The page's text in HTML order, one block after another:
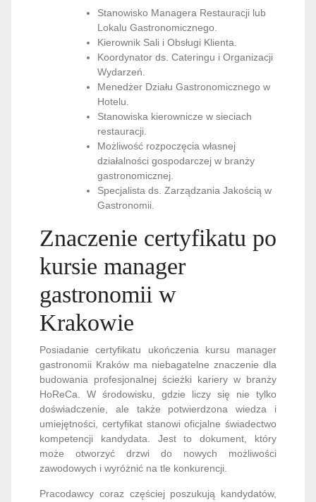
Stanowisko Managera Restauracji lub
Lokalu Gastronomicznego.
Kierownik Sali i Obsługi Klienta.
Koordynator ds. Cateringu i Organizacji
Wydarzeń.
Menedżer Działu Gastronomicznego w
Hotelu.
Stanowiska kierownicze w sieciach
restauracji.
Możliwość rozpoczęcia własnej
działalności gospodarczej w branży
gastronomicznej.
Specjalista ds. Zarządzania Jakością w
Gastronomii.
Znaczenie certyfikatu po
kursie manager
gastronomii w
Krakowie
Posiadanie certyfikatu ukończenia kursu manager
gastronomii Kraków ma niebagatelne znaczenie dla
budowania profesjonalnej ścieżki kariery w branży
HoReCa. W środowisku, gdzie liczy się nie tylko
doświadczenie, ale także potwierdzona wiedza i
umiejętności, certyfikat stanowi oficjalne świadectwo
kompetencji kandydata. Jest to dokument, który
może otworzyć drzwi do nowych możliwości
zawodowych i wyróżnić na tle konkurencji.
Pracodawcy coraz częściej poszukują kandydatów,